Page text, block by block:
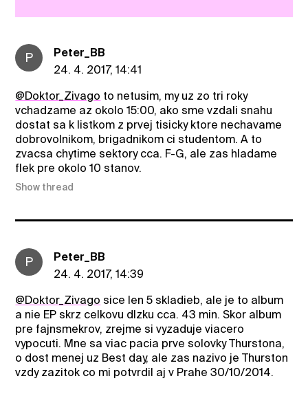
P
Peter_BB
24. 4. 2017, 14:41
@Doktor_Zivago to netusim, my uz zo tri roky
vchadzame az okolo 15:00, ako sme vzdali snahu
dostat sa k listkom z prvej tisicky ktore nechavame
dobrovolnikom, brigadnikom ci studentom. A to
zvacsa chytime sektory cca. F-G, ale zas hladame
flek pre okolo 10 stanov.
Show thread
P
Peter_BB
24. 4. 2017, 14:39
@Doktor_Zivago sice len 5 skladieb, ale je to album
a nie EP skrz celkovu dlzku cca. 43 min. Skor album
pre fajnsmekrov, zrejme si vyzaduje viacero
vypocuti. Mne sa viac pacia prve solovky Thurstona,
o dost menej uz Best day, ale zas nazivo je Thurston
vzdy zazitok co mi potvrdil aj v Prahe 30/10/2014.